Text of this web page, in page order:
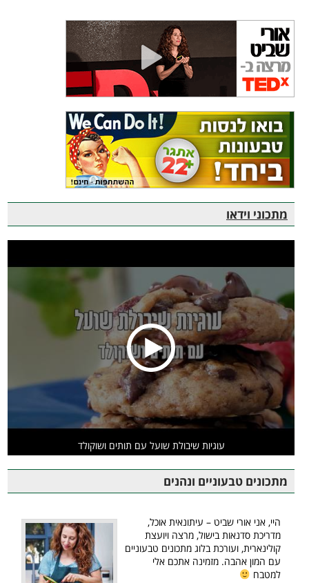
מתכוני וידאו
עוגיות שיבולת שועל עם תותים ושוקולד
מתכונים טבעוניים ונהנים
היי, אני אורי שביט – עיתונאית אוכל,
מדריכת סדנאות בישול, מרצה ויועצת
קולינארית, ועורכת בלוג מתכונים טבעוניים
עם המון אהבה. מזמינה אתכם אלי
למטבח